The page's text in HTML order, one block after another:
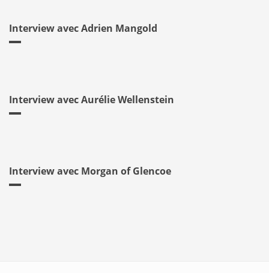
Interview avec Adrien Mangold
Interview avec Aurélie Wellenstein
Interview avec Morgan of Glencoe